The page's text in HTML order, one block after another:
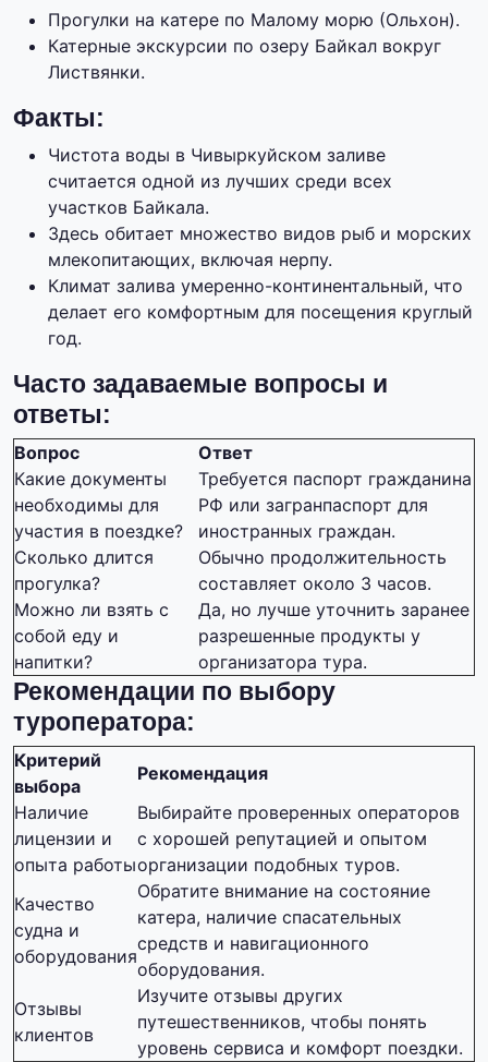
Прогулки на катере по Малому морю (Ольхон).
Катерные экскурсии по озеру Байкал вокруг
Листвянки.
Факты:
Чистота воды в Чивыркуйском заливе
считается одной из лучших среди всех
участков Байкала.
Здесь обитает множество видов рыб и морских
млекопитающих, включая нерпу.
Климат залива умеренно-континентальный, что
делает его комфортным для посещения круглый
год.
Часто задаваемые вопросы и
ответы:
Вопрос
Ответ
Какие документы
необходимы для
участия в поездке?
Требуется паспорт гражданина
РФ или загранпаспорт для
иностранных граждан.
Сколько длится
прогулка?
Обычно продолжительность
составляет около 3 часов.
Можно ли взять с
собой еду и
напитки?
Да, но лучше уточнить заранее
разрешенные продукты у
организатора тура.
Рекомендации по выбору
туроператора:
Критерий
выбора
Рекомендация
Наличие
лицензии и
опыта работы
Выбирайте проверенных операторов
с хорошей репутацией и опытом
организации подобных туров.
Качество
судна и
оборудования
Обратите внимание на состояние
катера, наличие спасательных
средств и навигационного
оборудования.
Отзывы
клиентов
Изучите отзывы других
путешественников, чтобы понять
уровень сервиса и комфорт поездки.